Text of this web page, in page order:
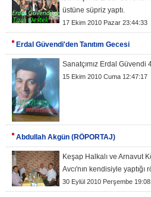
üstüne süpriz yaptı.
17 Ekim 2010 Pazar 23:44:33
Erdal Güvendi'den Tanıtım Gecesi
Sanatçımız Erdal Güvendi
15 Ekim 2010 Cuma 12:47:17
Abdullah Akgün (RÖPORTAJ)
Keşap Halkalı ve Arnavut
Avcı'nın kendisiyle
30 Eylül 2010 Perşembe